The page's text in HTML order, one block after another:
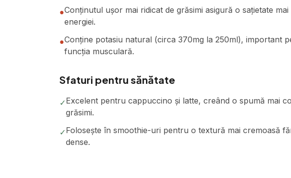
●Conținutul ușor mai ridicat de grăsimi asigură o sațietate
energiei.
●Conține potasiu natural (circa 370mg la 250ml), important
funcția musculară.
Sfaturi pentru sănătate
✓Excelent pentru cappuccino și latte, creând o spumă mai
grăsimi.
✓Folosește în smoothie-uri pentru o textură mai cremoasă
dense.